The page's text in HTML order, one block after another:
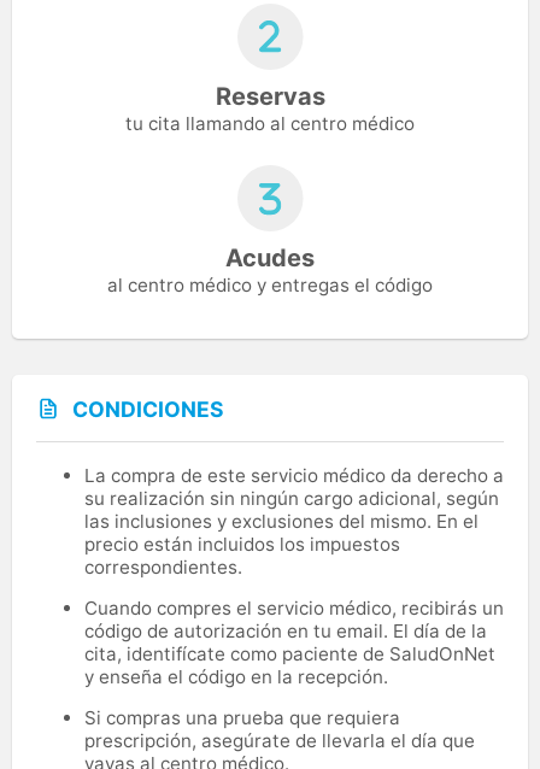
Reservas
tu cita llamando al centro médico
Acudes
al centro médico y entregas el código
CONDICIONES
La compra de este servicio médico da derecho a
su realización sin ningún cargo adicional, según
las inclusiones y exclusiones del mismo. En el
precio están incluidos los impuestos
correspondientes.
Cuando compres el servicio médico, recibirás un
código de autorización en tu email. El día de la
cita, identifícate como paciente de SaludOnNet
y enseña el código en la recepción.
Si compras una prueba que requiera
prescripción, asegúrate de llevarla el día que
vayas al centro médico.